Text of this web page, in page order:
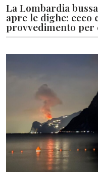
La Lombardia
apre le dighe: ecco
provvedimento per